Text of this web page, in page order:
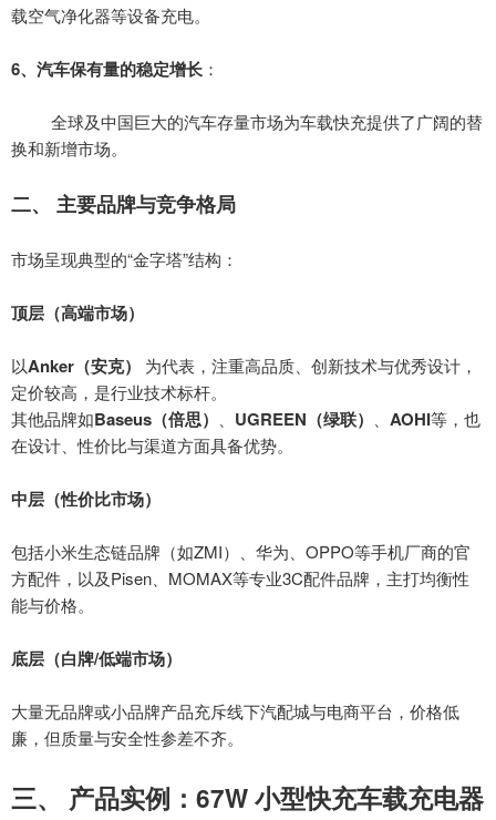
载空气净化器等设备充电。
6、 汽车保有量的稳定增长 ：
全球及中国巨大的汽车存量市场为车载快充提供了广阔的替
换和新增市场。
二、 主要品牌与竞争格局
市场呈现典型的“金字塔”结构：
顶层（高端市场）
以Anker（安克）
为代表，注重高品质、创新技术与优秀设计，
定价较高，是行业技术标杆。
其他品牌如Baseus（倍思） UGREEN（绿联） AOHI等，也
在设计、性价比与渠道方面具备优势。
中层（性价比市场）
包括小米生态链品牌（如ZMI）、华为、OPPO等手机厂商的官
方配件，以及Pisen、MOMAX等专业3C配件品牌，主打均衡性
能与价格。
底层（白牌/低端市场）
大量无品牌或小品牌产品充斥线下汽配城与电商平台，价格低
廉，但质量与安全性参差不齐。
三、 产品实例： 67W 小型快充车载充电器